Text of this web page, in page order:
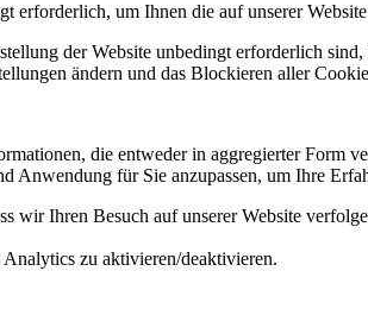
erforderlich, um Ihnen die auf unserer
der Website unbedingt erforderlich
ändern und das Blockieren aller
die entweder in aggregierter Form
Anwendung für Sie anzupassen, um Ihre
wir Ihren Besuch auf unserer Website
zu aktivieren/deaktivieren.